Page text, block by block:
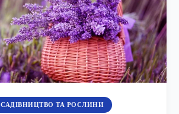
САДІВНИЦТВО ТА РОСЛИНИ